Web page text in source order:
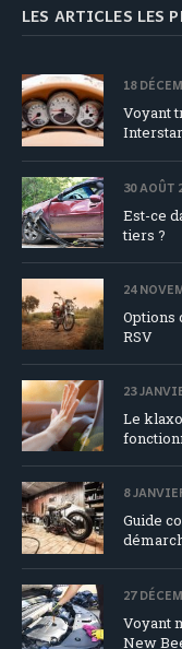
LES ARTICLES LES
18
Voyant
30 AOÛT
Est-ce
tiers ?
24
Options
RSV
23
Le
8
Guide
27
Voyant
New